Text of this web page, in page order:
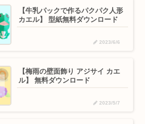
【牛乳パックで作るパクパク人形
カエル】 型紙無料ダウンロード
2023/6/6
【梅雨の壁面飾り アジサイ カエ
ル】 無料ダウンロード
2023/5/7